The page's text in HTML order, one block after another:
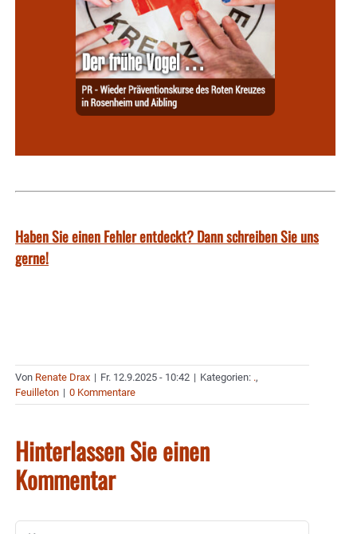
Haben Sie einen Fehler entdeckt? Dann schreiben Sie uns
gerne!
Von Renate Drax | Fr. 12.9.2025 - 10:42 | Kategorien: .,
Feuilleton | 0 Kommentare
Hinterlassen Sie einen
Kommentar